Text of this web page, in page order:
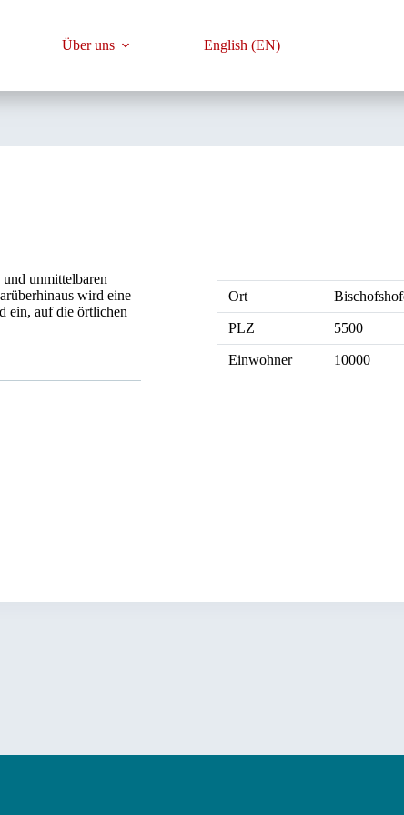
Über uns English (EN)
unmittelbaren
wird eine
ein, auf die örtlichen
Ort
PLZ 5500
Einwohner 10000